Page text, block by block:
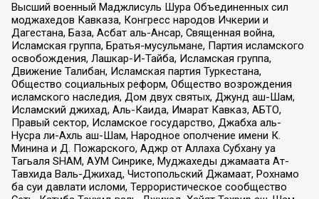
Высший военный Маджлисуль Шура Объединенных сил
моджахедов Кавказа, Конгресс народов Ичкерии и
Дагестана, База, Асбат аль-Ансар, Священная война,
Исламская группа, Братья-мусульмане, Партия исламского
освобождения, Лашкар-И-Тайба, Исламская группа,
Движение Талибан, Исламская партия Туркестана,
Общество социальных реформ, Общество возрождения
исламского наследия, Дом двух святых, Джунд аш-Шам,
Исламский джихад, Аль-Каида, Имарат Кавказ, АБТО,
Правый сектор, Исламское государство, Джабха аль-
Нусра ли-Ахль аш-Шам, Народное ополчение имени К.
Минина и Д. Пожарского, Аджр от Аллаха Субхану уа
Тагьаля SHAM, АУМ Синрике, Муджахеды джамаата Ат-
Тавхида Валь-Джихад, Чистопольский Джамаат, Рохнамо
ба суи давлати исломи, Террористическое сообщество